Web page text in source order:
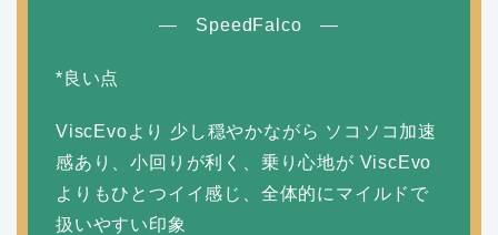
— SpeedFalco —
*良い点
ViscEvoより 少し穏やかながら ソコソコ加速
感あり、小回りが利く、乗り心地が ViscEvo
よりもひとつイイ感じ、全体的にマイルドで
扱いやすい印象